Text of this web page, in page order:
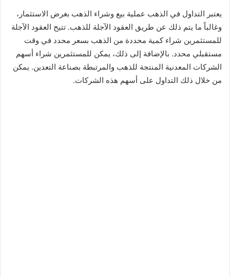
يعتبر التداول في الذهب عملية بيع وشراء الذهب بغرض الاستثمار،
وغالباً ما يتم ذلك عن طريق العقود الآجلة للذهب. تتيح العقود الآجلة
للمستثمرين شراء كمية محددة من الذهب بسعر محدد في وقت
مستقبلي محدد. بالإضافة إلى ذلك، يمكن للمستثمرين شراء أسهم
الشركات المعدنية المنتجة للذهب والمرتبطة بصناعة التعدين. يمكن
من خلال ذلك التداول على أسهم هذه الشركات.